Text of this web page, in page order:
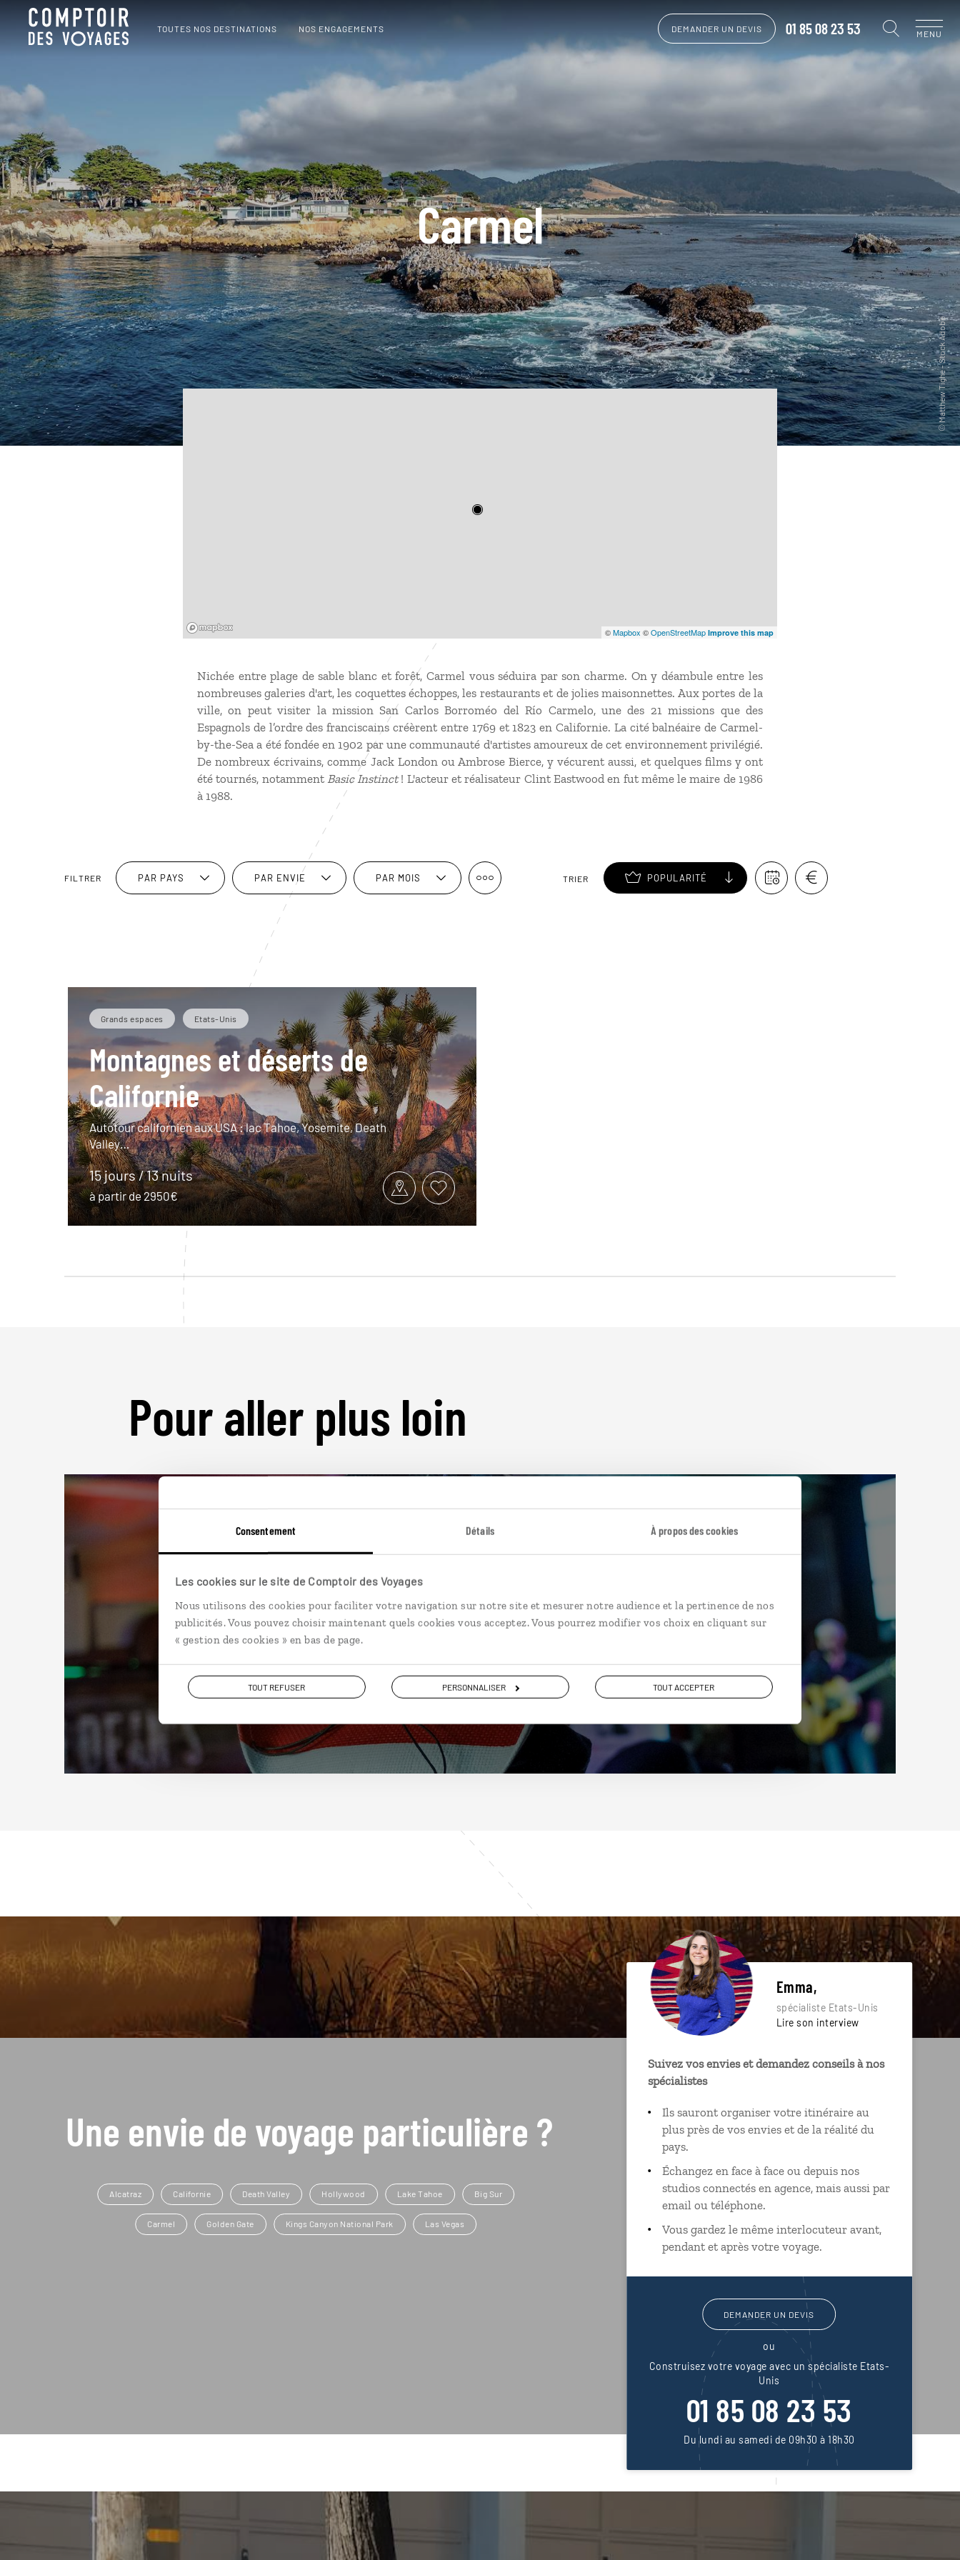
Consentement Détails À propos des cookies
Les cookies sur le site de Comptoir des Voyages
Nous utilisons des cookies pour faciliter votre navigation sur notre site et mesurer notre audience et la pertinence de nos
publicités. Vous pouvez choisir maintenant quels cookies vous acceptez. Vous pourrez modifier vos choix en cliquant sur
« gestion des cookies » en bas de page.
TOUT REFUSER PERSONNALISER TOUT ACCEPTER
TOUTES NOS DESTINATIONS NOS ENGAGEMENTS DEMANDER UN DEVIS 01 85 08 23 53 MENU
Carmel
©Mapbox ©OpenStreetMap Improve this map
Nichée entre plage de sable blanc et forêt, Carmel vous séduira par son charme. On y déambule entre les
nombreuses galeries d'art, les coquettes échoppes, les restaurants et de jolies maisonnettes. Aux portes de la
ville, on peut visiter la mission San Carlos Borroméo del Río Carmelo, une des 21 missions que des
Espagnols de l’ordre des franciscains créèrent entre 1769 et 1823 en Californie. La cité balnéaire de Carmel-
by-the-Sea a été fondée en 1902 par une communauté d'artistes amoureux de cet environnement privilégié.
De nombreux écrivains, comme Jack London ou Ambrose Bierce, y vécurent aussi, et quelques films y ont
été tournés, notamment Basic Instinct! L'acteur et réalisateur Clint Eastwood en fut même le maire de 1986
à 1988.
FILTRER PAR PAYS PAR ENVIE PAR MOIS TRIER POPULARITÉ
Grands espaces Etats-Unis
Montagnes et déserts de
Californie
Autotour californien aux USA : lac Tahoe, Yosemite, Death
Valley…
15 jours / 13 nuits
à partir de 2950€
Pour aller plus loin
Etats-Unis
DÉCOUVRIR
Une envie de voyage particulière ?
Alcatraz Californie Death Valley Hollywood Lake Tahoe Big Sur
Carmel Golden Gate Kings Canyon National Park Las Vegas
Emma,
spécialiste Etats-Unis
Lire son interview
Suivez vos envies et demandez conseils à nos
spécialistes
Ils sauront organiser votre itinéraire au
plus près de vos envies et de la réalité du
pays.
Échangez en face à face ou depuis nos
studios connectés en agence, mais aussi par
email ou téléphone.
Vous gardez le même interlocuteur avant,
pendant et après votre voyage.
DEMANDER UN DEVIS
ou
Construisez votre voyage avec un spécialiste Etats-
Unis
01 85 08 23 53
Du lundi au samedi de 09h30 à 18h30